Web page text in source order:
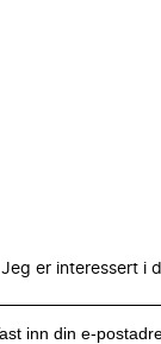
Jeg er interessert i